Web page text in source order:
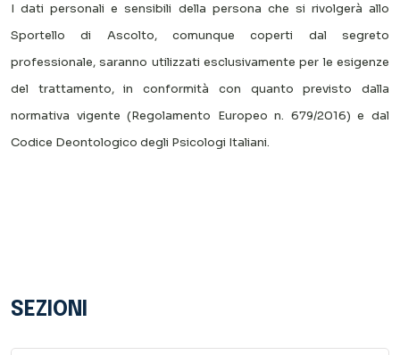
I dati personali e sensibili della persona che si rivolgerà allo
Sportello di Ascolto, comunque coperti dal segreto
professionale, saranno utilizzati esclusivamente per le esigenze
del trattamento, in conformità con quanto previsto dalla
normativa vigente (Regolamento Europeo n. 679/2016) e dal
Codice Deontologico degli Psicologi Italiani.
SEZIONI